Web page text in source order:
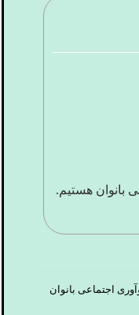
بانوان هستیم.
اجتماعی بانوان